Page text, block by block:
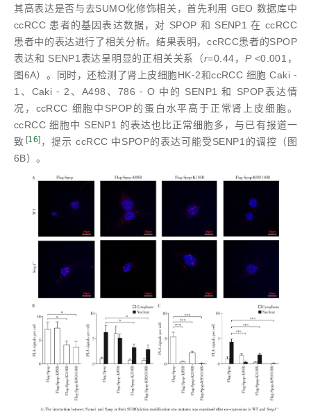
其高表达是否与去SUMO化修饰相关，首先利用 GEO 数据库中
ccRCC 患者的基因表达数据，对 SPOP 和 SENP1 在 ccRCC
患者中的表达进行了相关分析。结果表明，ccRCC患者的SPOP
表达和 SENP1表达呈明显的正相关关系（r=0.44， P<0.001，
图6A）。同时，还检测了肾上皮细胞HK⁃2和ccRCC 细胞 Caki ⁃
1、Caki ⁃ 2、A498、786 ⁃ O 中的 SENP1 和 SPOP表达情
况，ccRCC 细胞中SPOP的蛋白水平高于正常肾上皮细胞。
ccRCC 细胞中 SENP1 的表达也比正常细胞多，与已有报道一
致 [16] ，提示 ccRCC 中SPOP的表达可能受SENP1的调控（图
6B）。